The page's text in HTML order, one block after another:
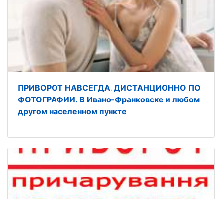
ПРИВОРОТ НАВСЕГДА. ДИСТАНЦИОННО ПО
ФОТОГРАФИИ. В Ивано-Франковске и любом
другом населенном пункте